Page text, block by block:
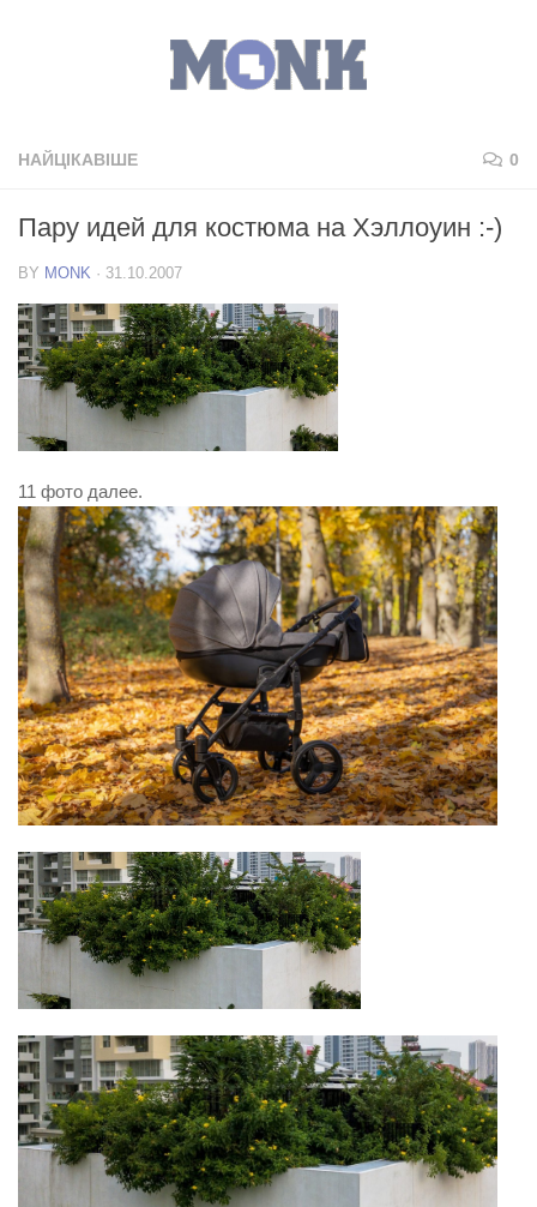
НАЙЦІКАВІШЕ 0
Пару идей для костюма на Хэллоуин :-)
BY MONK · 31.10.2007
11 фото далее.